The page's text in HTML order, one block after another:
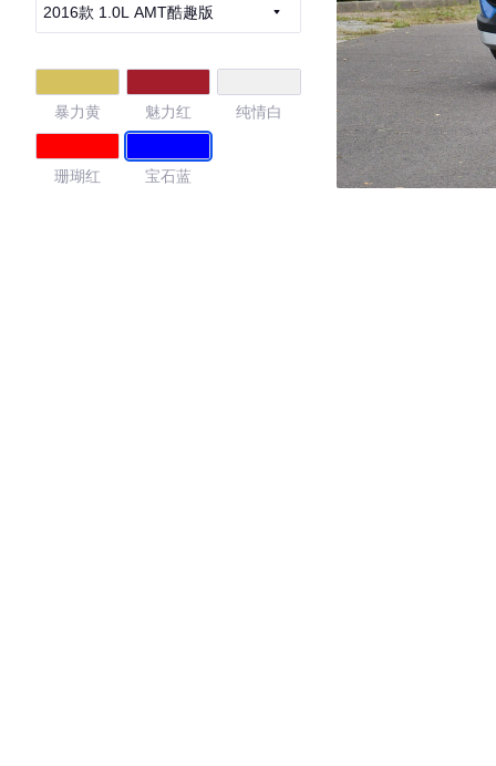
2016款 1.0L AMT酷趣版
暴力黄 魅力红 纯情白
珊瑚红 宝石蓝